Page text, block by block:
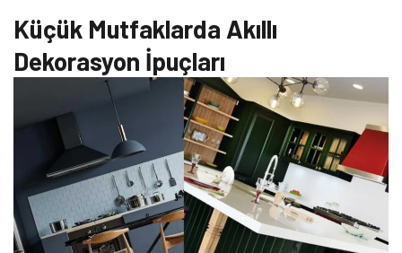
Küçük Mutfaklarda Akıllı
Dekorasyon İpuçları